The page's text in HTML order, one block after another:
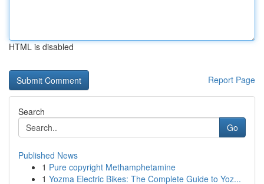
HTML is disabled
Report Page
Search
Go
Published News
1 Pure copyright Methamphetamine
1 Yozma Electric Bikes: The Complete Guide to Yoz...